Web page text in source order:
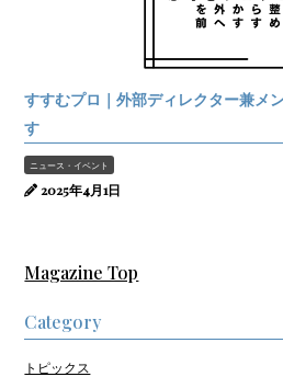
すすむプロ｜外部ディレクター兼メ
す
ニュース・イベント
2025年4月1日
Magazine Top
Category
トピックス